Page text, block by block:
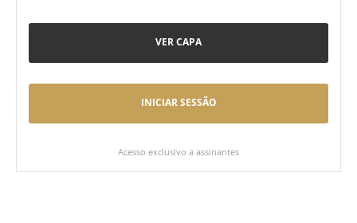
VER CAPA
INICIAR SESSÃO
Acesso exclusivo a assinantes